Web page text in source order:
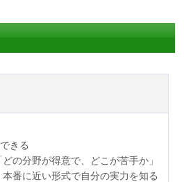
きる
の分野が得意で、どこが苦手か」
番に近い形式で自分の実力を知る